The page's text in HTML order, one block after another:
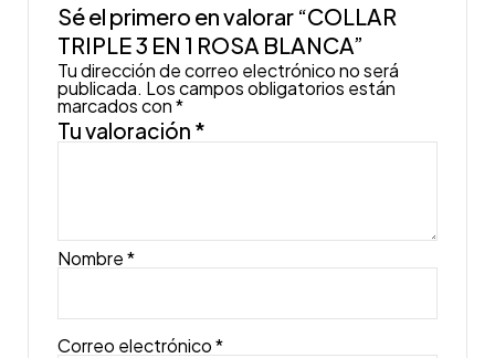
Sé el primero en valorar “COLLAR
TRIPLE 3 EN 1 ROSA BLANCA”
Tu dirección de correo electrónico no será
publicada. Los campos obligatorios están
marcados con*
Tu valoración *
Nombre*
Correo electrónico*